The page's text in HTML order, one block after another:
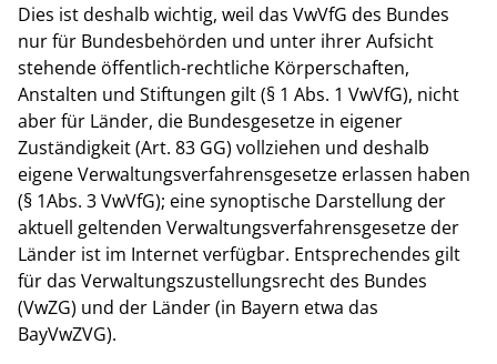
Dies ist deshalb wichtig, weil das VwVfG des Bundes
nur für Bundesbehörden und unter ihrer Aufsicht
stehende öffentlich-rechtliche Körperschaften,
Anstalten und Stiftungen gilt (§ 1 Abs. 1 VwVfG), nicht
aber für Länder, die Bundesgesetze in eigener
Zuständigkeit (Art. 83 GG) vollziehen und deshalb
eigene Verwaltungsverfahrensgesetze erlassen haben
(§ 1Abs. 3 VwVfG); eine synoptische Darstellung der
aktuell geltenden Verwaltungsverfahrensgesetze der
Länder ist im Internet verfügbar. Entsprechendes gilt
für das Verwaltungszustellungsrecht des Bundes
(VwZG) und der Länder (in Bayern etwa das
BayVwZVG).